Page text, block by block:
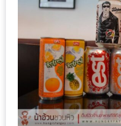
LE
เชียงใหม่
ฟรี
2
ท่าน
ลุ้น